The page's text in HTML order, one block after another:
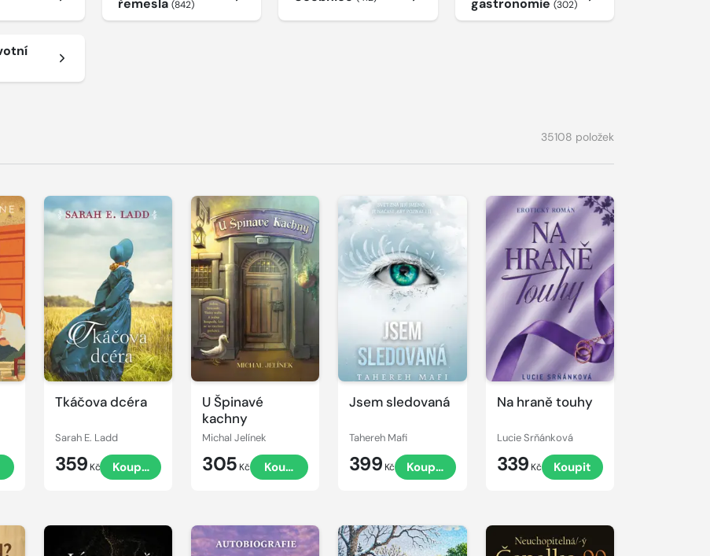
řemesla (842)
gastronomie (302)
35108 položek
Tkáčova dcéra
Sarah E. Ladd
359 Kč Koupit
U Špinavé
kachny
Michal Jelínek
305 Kč Koupit
Jsem sledovaná
Tahereh Mafi
399 Kč Koupit
Na hraně touhy
Lucie Srňánková
339 Kč Koupit